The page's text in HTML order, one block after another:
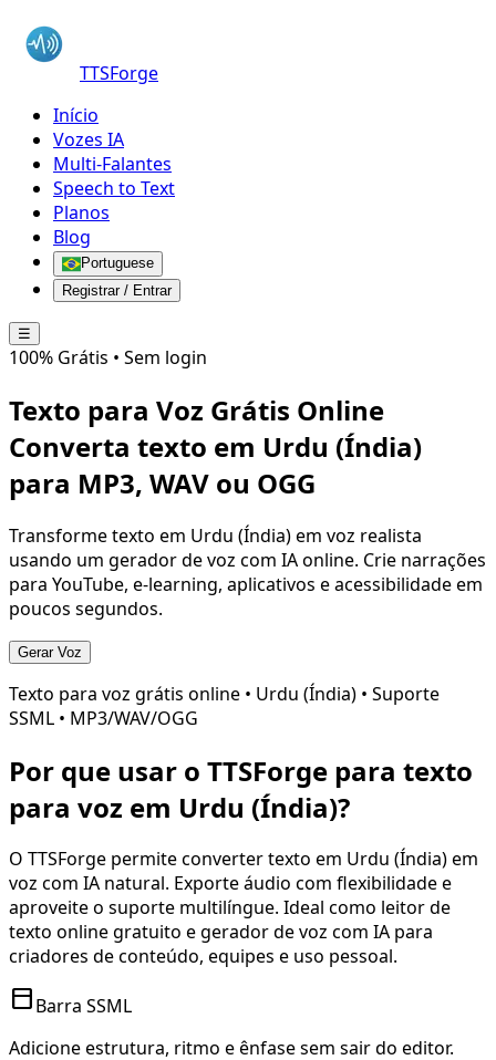
TTSForge
Início
Vozes IA
Multi-Falantes
Speech to Text
Planos
Blog
Portuguese
Registrar / Entrar
☰
100% Grátis • Sem login
Texto para Voz Grátis Online
Converta texto em Urdu (Índia)
para MP3, WAV ou OGG
Transforme texto em Urdu (Índia)em voz realista
usando um gerador de voz com IA online. Crie narrações
para YouTube, e-learning, aplicativos e acessibilidade em
poucos segundos.
Gerar Voz
Texto para voz grátis online • Urdu (Índia) • Suporte
SSML • MP3/WAV/OGG
Por que usar o TTSForge para texto
para voz em Urdu (Índia)?
O TTSForge permite converter texto em Urdu (Índia)em
voz com IA natural. Exporte áudio com flexibilidade e
aproveite o suporte multilíngue. Ideal como leitor de
texto online gratuito e gerador de voz com IA para
criadores de conteúdo, equipes e uso pessoal.
toolbarBarra SSML
Adicione estrutura, ritmo e ênfase sem sair do editor.